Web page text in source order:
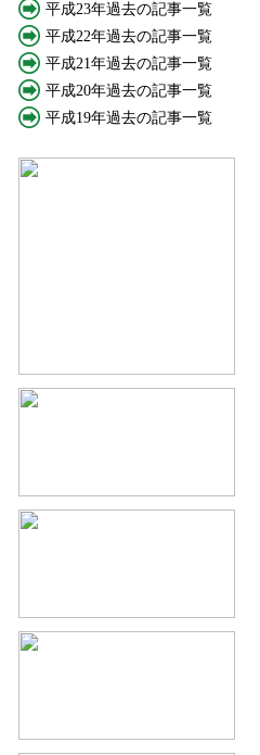
平成23年過去の記事一覧
平成22年過去の記事一覧
平成21年過去の記事一覧
平成20年過去の記事一覧
平成19年過去の記事一覧